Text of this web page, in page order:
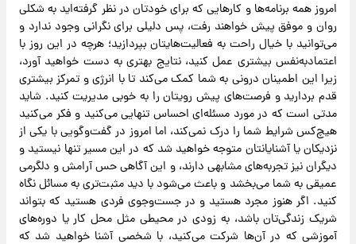
امروز همه برنامه‌ها و کارهایی که برای خودتان در نظر گرفته‌اید به شکلی
روان و موفق پیش خواهند رفت، پس دلیلی برای نگرانی وجود ندارد و
می‌توانید با خیال راحت به فعالیت‌هایتان بپردازید؛ هرچه در این روز با
اعتمادبه‌نفس بیشتری عمل کنید، نتایج بهتری به دست خواهید آورد،
زیرا این اطمینان درونی به شما کمک می‌کند تا با انرژی و تمرکز بیشتری
قدم بردارید و فرصت‌های پیش رویتان را به خوبی مدیریت کنید. شاید
مدتی است که در مورد مسئله‌ای احساس تنهایی می‌کنید و فکر می‌کنید
هیچ‌کس شرایط شما را درک نمی‌کند، اما امروز در گفت‌وگویی با یکی از
نزدیکان یا آشنایانتان متوجه خواهید شد که در این مسیر تنها نیستید و
دیگران نیز تجربه‌های مشابهی دارند، و این آگاهی حس آرامش و دلگرمی
عمیقی به شما می‌بخشد و باعث می‌شود با دید مثبت‌تری به مسائل نگاه
کنید. اگر هنوز مجرد هستید و در جست‌وجوی فردی هستید که بتواند
شریک زندگی‌تان باشد، به زودی در محیطی مثل محل کار یا دوره‌های
آموزشی که در آن‌ها شرکت می‌کنید، با شخصی آشنا خواهید شد که